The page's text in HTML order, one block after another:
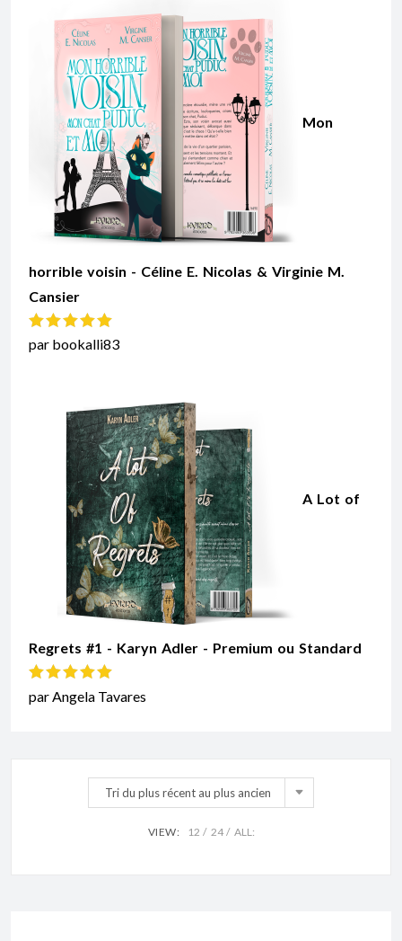
Tri du plus récent au plus ancien
VIEW: 12 24 ALL:
Mon
horrible voisin - Céline E. Nicolas & Virginie M.
Cansier
Note5sur 5
par bookalli83
A Lot of
Regrets #1 - Karyn Adler - Premium ou Standard
Note5sur 5
par Angela Tavares